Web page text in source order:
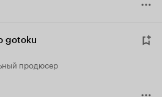
gotoku
продюсер